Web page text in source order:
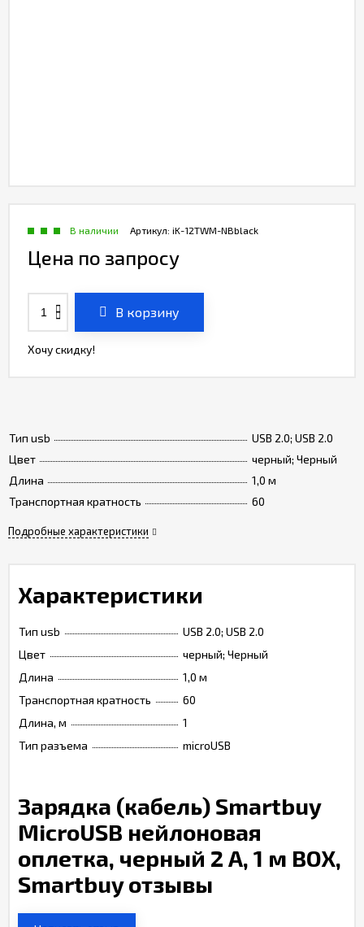
Тип usb
USB 2.0; USB 2.0
Цвет
черный; Черный
Длина
1,0 м
Транспортная кратность
60
Подробные характеристики
Артикул: iK-12TWM-NBblack
В наличии
Цена по запросу
В корзину
Хочу скидку!
Характеристики
Тип usb
USB 2.0; USB 2.0
Цвет
черный; Черный
Длина
1,0 м
Транспортная кратность
60
Длина, м
1
Тип разъема
microUSB
Зарядка (кабель) Smartbuy
MicroUSB нейлоновая
оплетка, черный 2 А, 1 м BOX,
Smartbuy отзывы